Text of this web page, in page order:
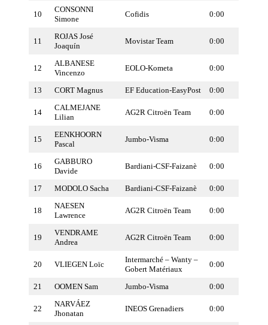
10
CONSONNI
Simone
Cofidis 0:00
11
ROJAS José
Joaquín
Movistar Team 0:00
12
ALBANESE
Vincenzo
EOLO-Kometa 0:00
13 CORT Magnus EF Education-EasyPost 0:00
14
CALMEJANE
Lilian
AG2R Citroën Team 0:00
15
EENKHOORN
Pascal
Jumbo-Visma 0:00
16
GABBURO
Davide
Bardiani-CSF-Faizanè 0:00
17 MODOLO Sacha Bardiani-CSF-Faizanè 0:00
18
NAESEN
Lawrence
AG2R Citroën Team 0:00
19
VENDRAME
Andrea
AG2R Citroën Team 0:00
20 VLIEGEN Loïc
Intermarché – Wanty –
Gobert Matériaux
0:00
21 OOMEN Sam Jumbo-Visma 0:00
22
NARVÁEZ
Jhonatan
INEOS Grenadiers 0:00